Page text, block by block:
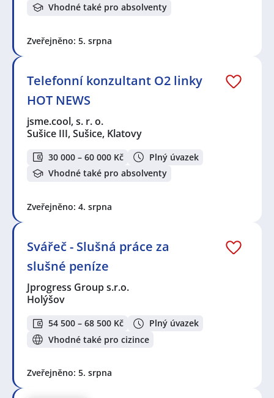
Vhodné také pro absolventy
Zveřejněno: 5. srpna
Telefonní konzultant O2 linky
HOT NEWS
jsme.cool, s. r. o.
Sušice III, Sušice, Klatovy
30 000 – 60 000 Kč
Plný úvazek
Vhodné také pro absolventy
Zveřejněno: 4. srpna
Svářeč - Slušná práce za
slušné peníze
Jprogress Group s.r.o.
Holýšov
54 500 – 68 500 Kč
Plný úvazek
Vhodné také pro cizince
Zveřejněno: 5. srpna